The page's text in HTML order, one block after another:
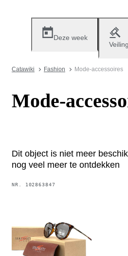
Deze week
Catawiki Fashion Mode-accessoires
Mode-
Dit object is niet meer
nog veel meer te ontdekken
NR. 102863847